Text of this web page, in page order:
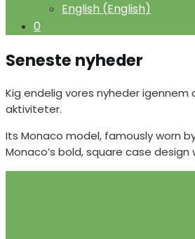
English (English)
0
Seneste nyheder
Kig endelig vores nyheder
aktiviteter.
Its Monaco model, famously worn
Monaco’s bold, square case